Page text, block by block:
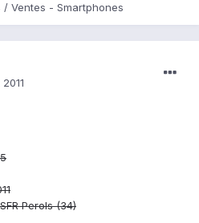
/ Ventes - Smartphones
Perols (34)